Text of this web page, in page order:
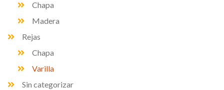
Chapa
Madera
Rejas
Chapa
Varilla
Sin categorizar